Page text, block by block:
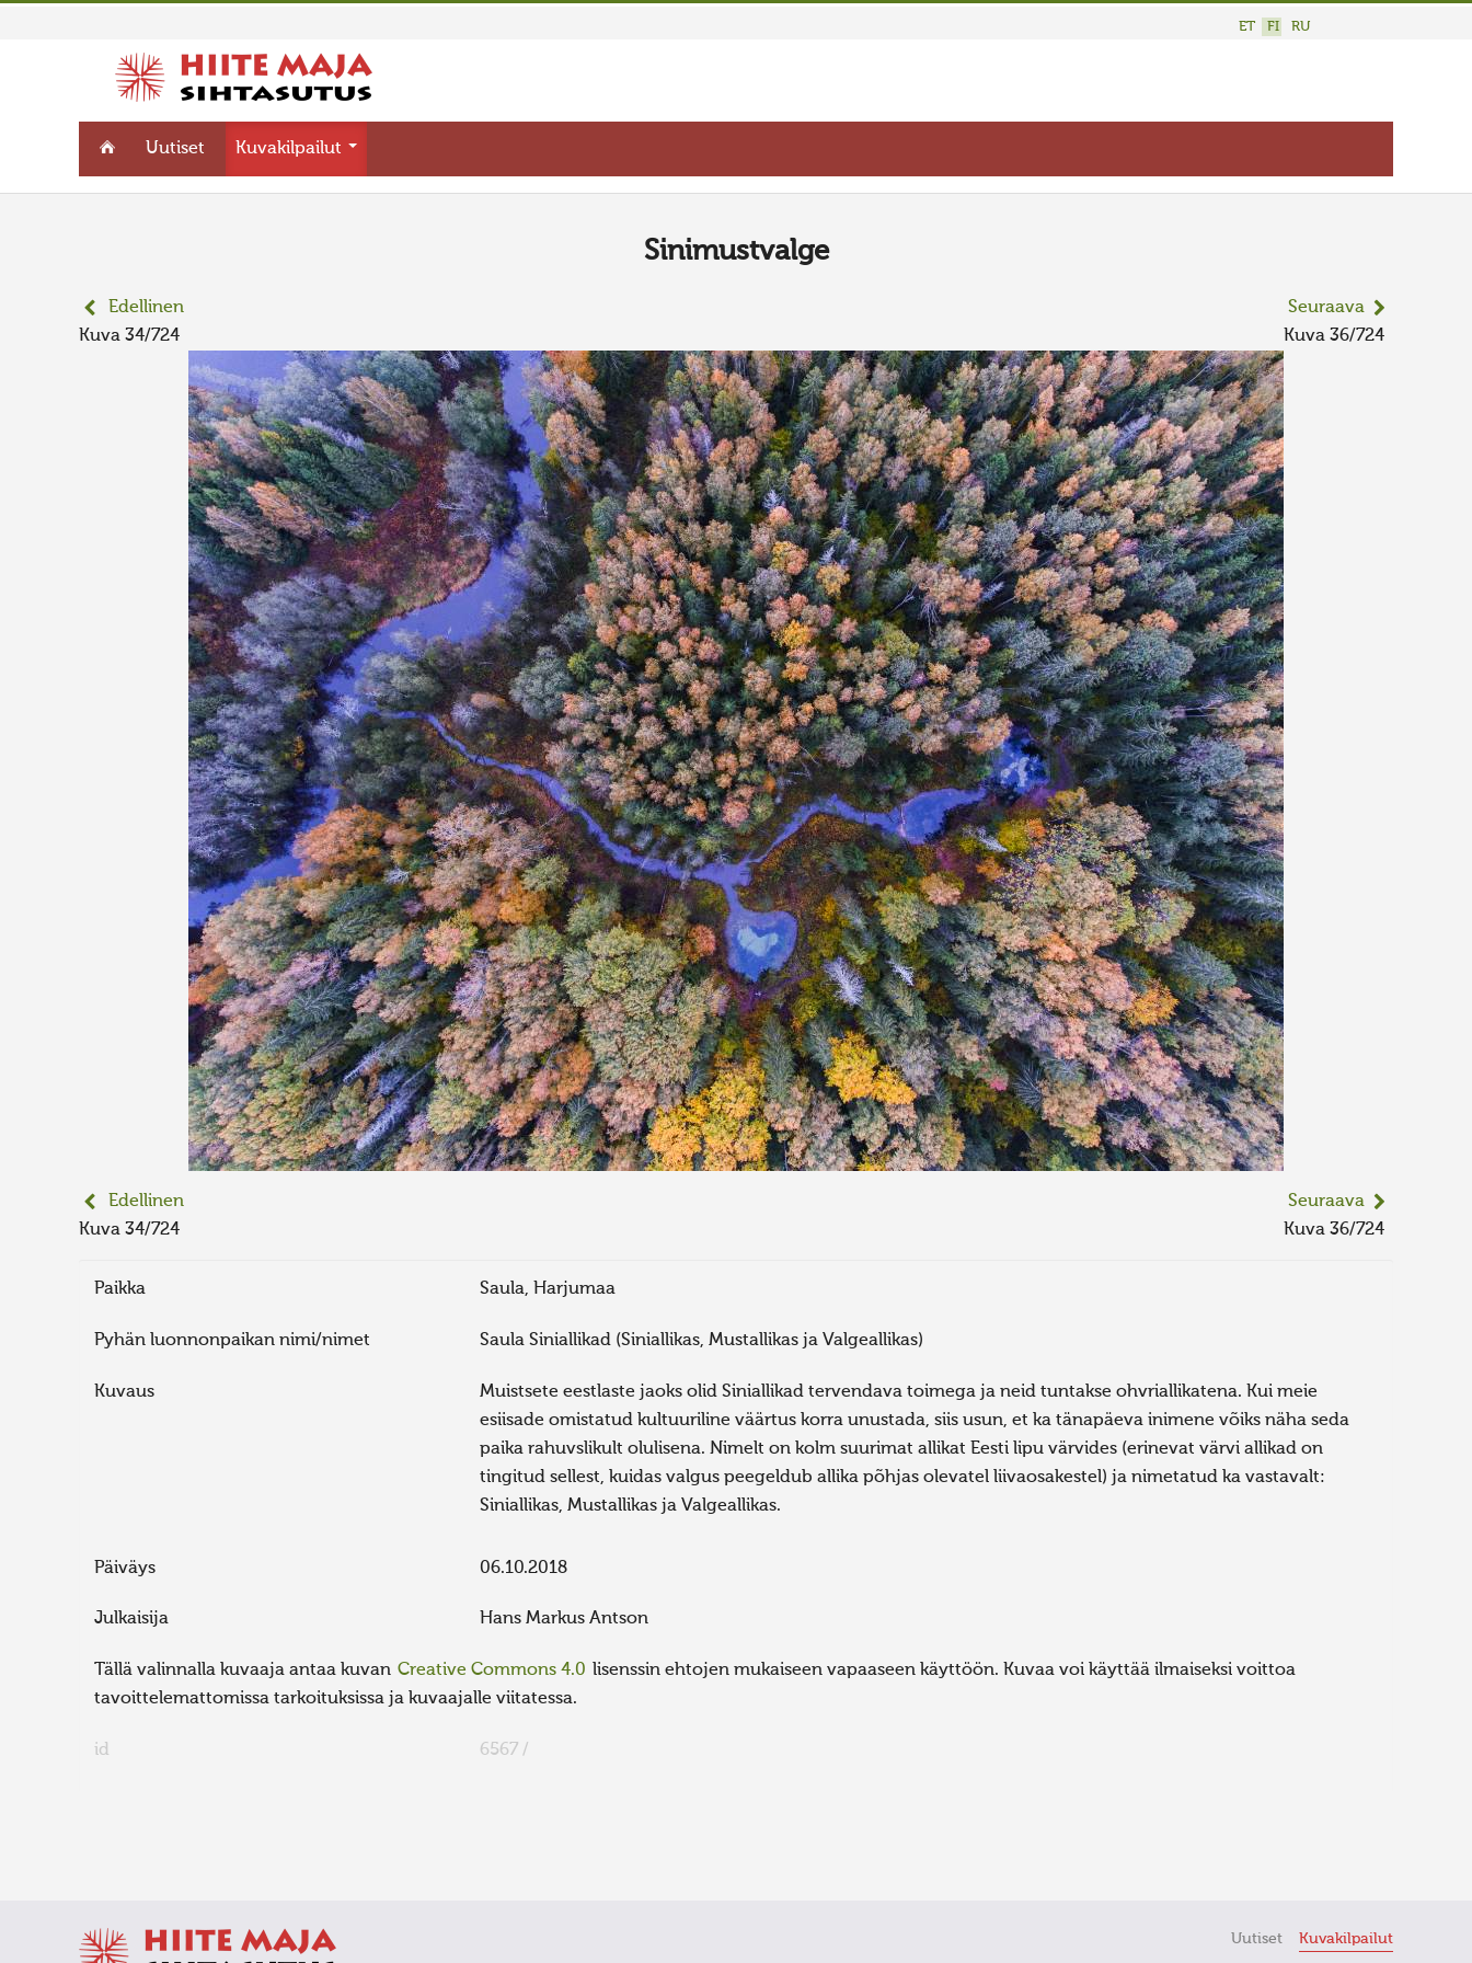
ET FI RU
Uutiset Kuvakilpailut
Sinimustvalge
Edellinen
Kuva 34/724
Seuraava
Kuva 36/724
Edellinen
Kuva 34/724
Seuraava
Kuva 36/724
Paikka Saula, Harjumaa
Pyhän luonnonpaikan nimi/nimet Saula Siniallikad (Siniallikas, Mustallikas ja Valgeallikas)
Kuvaus
Muistsete eestlaste jaoks olid Siniallikad tervendava toimega ja neid tuntakse ohvriallikatena. Kui meie
esiisade omistatud kultuuriline väärtus korra unustada, siis usun, et ka tänapäeva inimene võiks näha seda
paika rahuvslikult olulisena. Nimelt on kolm suurimat allikat Eesti lipu värvides (erinevat värvi allikad on
tingitud sellest, kuidas valgus peegeldub allika põhjas olevatel liivaosakestel) ja nimetatud ka vastavalt:
Siniallikas, Mustallikas ja Valgeallikas.
Päiväys 06.10.2018
Julkaisija Hans Markus Antson
Tällä valinnalla kuvaaja antaa kuvan Creative Commons 4.0 lisenssin ehtojen mukaiseen vapaaseen käyttöön. Kuvaa voi käyttää ilmaiseksi voittoa
tavoittelemattomissa tarkoituksissa ja kuvaajalle viitatessa.
id 6567 /
Uutiset Kuvakilpailut